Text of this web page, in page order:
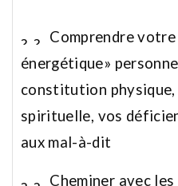
Comprendre
énergétique»
constitution
spirituelle, vos
aux mal-à-dit
Cheminer avec